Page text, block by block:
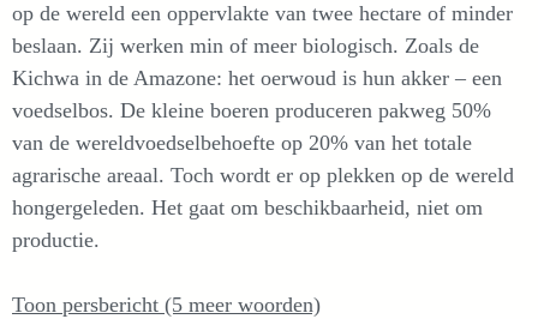
op de wereld een oppervlakte van twee hectare of minder
beslaan. Zij werken min of meer biologisch. Zoals de
Kichwa in de Amazone: het oerwoud is hun akker – een
voedselbos. De kleine boeren produceren pakweg 50%
van de wereldvoedselbehoefte op 20% van het totale
agrarische areaal. Toch wordt er op plekken op de wereld
hongergeleden. Het gaat om beschikbaarheid, niet om
productie.
Toon persbericht (5 meer woorden)